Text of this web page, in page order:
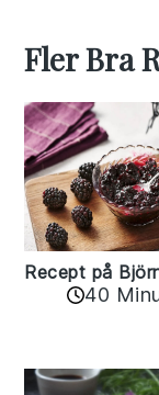
Fler Bra
Recept på
40